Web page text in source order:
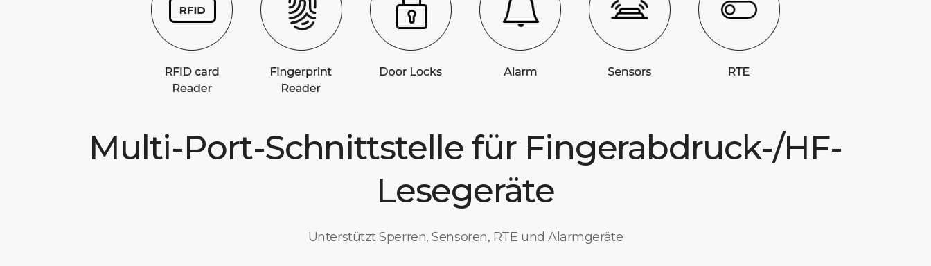
Multi-Port-Schnittstelle für Fingerabdruck-/HF-
Lesegeräte
Unterstützt Sperren, Sensoren, RTE und Alarmgeräte